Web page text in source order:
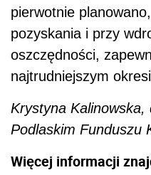
pierwotnie
pozyskania i przy
oszczędności,
najtrudniejszym
Krystyna
Podlaskim Funduszu
Więcej informacji